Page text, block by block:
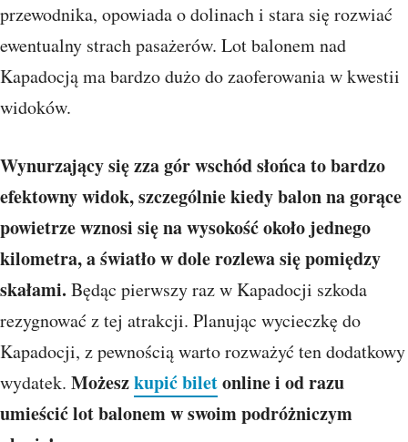
przewodnika, opowiada o dolinach i stara się rozwiać
ewentualny strach pasażerów. Lot balonem nad
Kapadocją ma bardzo dużo do zaoferowania w kwestii
widoków.
Wynurzający się zza gór wschód słońca to bardzo
efektowny widok, szczególnie kiedy balon na gorące
powietrze wznosi się na wysokość około jednego
kilometra, a światło w dole rozlewa się pomiędzy
skałami. Będąc pierwszy raz w Kapadocji szkoda
rezygnować z tej atrakcji. Planując wycieczkę do
Kapadocji, z pewnością warto rozważyć ten dodatkowy
wydatek. Możeszkupić biletonline i od razu
umieścić lot balonem w swoim podróżniczym